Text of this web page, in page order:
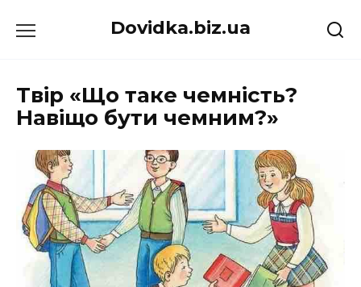
до
Dovidka.biz.ua
Твір «Що таке чемність?
Навіщо бути чемним?»